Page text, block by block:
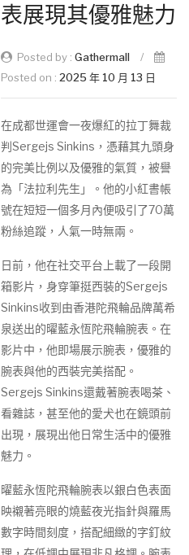
表展現其優雅魅力
Posted by : Gathermall
/
Posted on : 2025 年 10 月 13 日
在成都世運會一夜爆紅的拉丁舞裁
判Sergejs Sinkins，憑藉其九頭身
的完美比例以及優雅的氣質，被譽
為「法拉利先生」。他的小紅書帳
號在短短一個多月內便吸引了70萬
粉絲追蹤，人氣一時無兩。
日前，他在社交平台上載了一段開
箱影片，身穿筆挺西裝的Sergejs
Sinkins收到由香港陀飛輪品牌萬希
泉送出的曜藍永恆陀飛輪腕表。在
影片中，他即場展示腕表，優雅的
腕表與他的西裝完美搭配。
Sergejs Sinkins還戴著腕表喝茶、
看雜誌，甚至他的愛犬也在鏡頭前
出現，展現出他日常生活中的優雅
魅力。
曜藍永恆陀飛輪腕表以銀白色表面
映襯著亮眼的燒藍夜光指針與羅馬
數字時間刻度，搭配細緻的字釘紋